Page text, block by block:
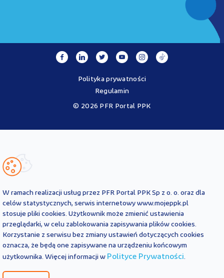
© 2026 PFR Portal PPK
Polityka prywatności
Regulamin
Ustawy o PPK przez operatora - PFR Portal PPK sp. z o.o., spółkę
informacyjny i są aktualne na dzień ich zamieszczenia. Treści te
obowiązujących przepisów prawa i każdorazowo
powinny być interpretowane oraz stosowane z uwzględnieniem
aktualnie obowiązujących przepisów prawa. Treści te nie stanowią
porady prawnej, finansowej ani oficjalnej interpretacji
obowiązujących przepisów prawa.
PFR Portal PPK sp. z o.o. nie ponosi odpowiedzialności z tytułu
powstania jakichkolwiek szkód, wynikających lub pozostających w
jakichkolwiek wątpliwości co do treści umieszczonych na Portalu
W ramach realizacji usług przez PFR Portal PPK Sp z o. o. oraz dla
celów statystycznych, serwis internetowy www.mojeppk.pl
stosuje pliki cookies. Użytkownik może zmienić ustawienia
przeglądarki, w celu zablokowania zapisywania plików cookies.
Korzystanie z serwisu bez zmiany ustawień dotyczących cookies
oznacza, że będą one zapisywane na urządzeniu końcowym
użytkownika. Więcej informacji w Polityce Prywatności.